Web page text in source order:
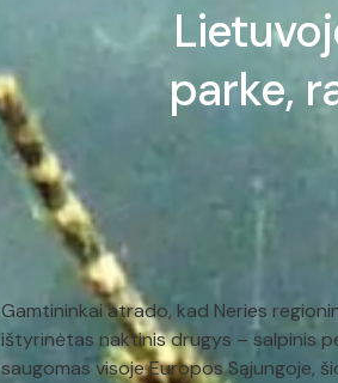
parke,
Gamtininkai atrado, kad Neries
ištyrinėtas naktinis drugys – salpinis
saugomas visoje Europos Sąjungoje,